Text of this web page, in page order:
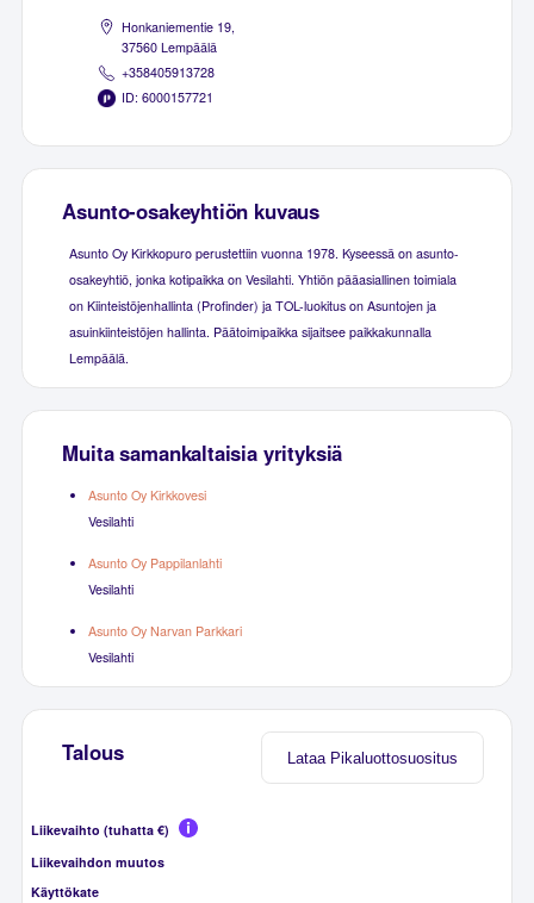
Honkaniementie 19,
37560 Lempäälä
+358405913728
ID: 6000157721
Asunto-osakeyhtiön kuvaus
Asunto Oy Kirkkopuro perustettiin vuonna 1978. Kyseessä on asunto-
osakeyhtiö, jonka kotipaikka on Vesilahti. Yhtiön pääasiallinen toimiala
on Kiinteistöjenhallinta (Profinder) ja TOL-luokitus on Asuntojen ja
asuinkiinteistöjen hallinta. Päätoimipaikka sijaitsee paikkakunnalla
Lempäälä.
Muita samankaltaisia yrityksiä
Asunto Oy Kirkkovesi
Vesilahti
Asunto Oy Pappilanlahti
Vesilahti
Asunto Oy Narvan Parkkari
Vesilahti
Lataa Pikaluottosuositus
Talous
Liikevaihto (tuhatta €)
Liikevaihdon muutos
Käyttökate